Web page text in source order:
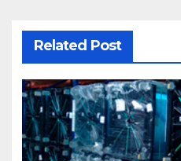
Related Post